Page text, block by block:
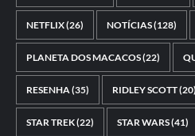
NETFLIX(26) NOTÍCIAS(128)
PLANETA DOS MACACOS(22)
RESENHA(35) RIDLEY SCOTT(20)
STAR TREK(22) STAR WARS(41)